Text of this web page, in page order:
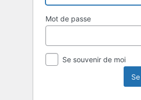
Mot de passe
Se souvenir de moi